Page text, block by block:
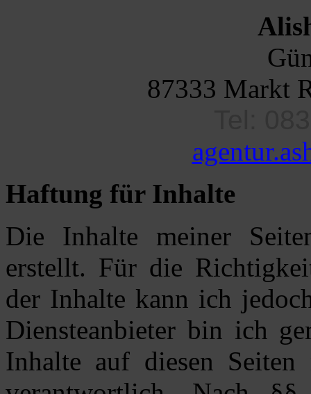
87333 Markt
Haftung für Inhalte
Die Inhalte meiner
erstellt. Für die
der Inhalte kann ich
Diensteanbieter bin ich
Inhalte auf diesen Seiten